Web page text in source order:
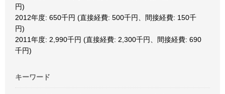
円)
2012年度: 650千円 (直接経費: 500千円、間接経費: 150千
円)
2011年度: 2,990千円 (直接経費: 2,300千円、間接経費: 690
千円)
キーワード